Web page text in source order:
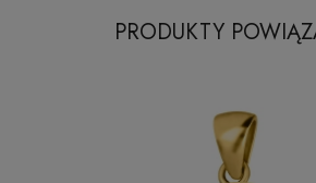
PRODUKTY